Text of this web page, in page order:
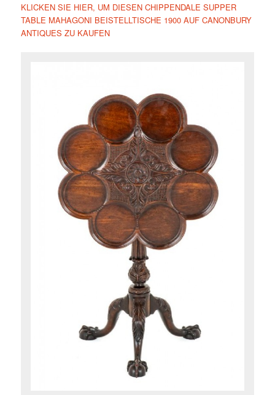
KLICKEN SIE HIER, UM DIESEN CHIPPENDALE SUPPER
TABLE MAHAGONI BEISTELLTISCHE 1900 AUF CANONBURY
ANTIQUES ZU KAUFEN